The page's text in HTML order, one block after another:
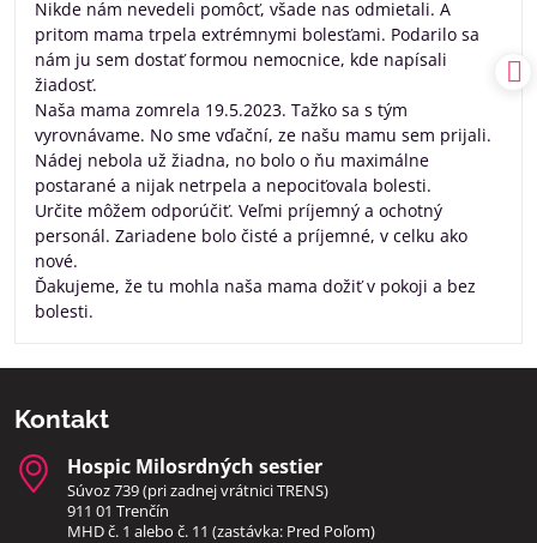
Nikde nám nevedeli pomôcť, všade nas odmietali. A
pritom mama trpela extrémnymi bolesťami. Podarilo sa
nám ju sem dostať formou nemocnice, kde napísali
žiadosť.
Naša mama zomrela 19.5.2023. Tažko sa s tým
vyrovnávame. No sme vďační, ze našu mamu sem prijali.
Nádej nebola už žiadna, no bolo o ňu maximálne
postarané a nijak netrpela a nepociťovala bolesti.
Určite môžem odporúčiť. Veľmi príjemný a ochotný
personál. Zariadene bolo čisté a príjemné, v celku ako
nové.
Ďakujeme, že tu mohla naša mama dožiť v pokoji a bez
bolesti.
Kontakt
Hospic Milosrdných sestier
Súvoz 739 (pri zadnej vrátnici TRENS)
911 01 Trenčín
MHD č. 1 alebo č. 11 (zastávka: Pred Poľom)